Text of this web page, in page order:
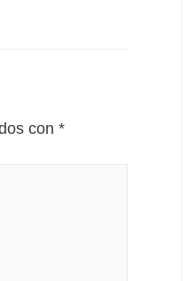
con *